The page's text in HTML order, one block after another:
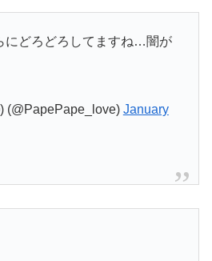
にどろどろしてますね…闇が
January